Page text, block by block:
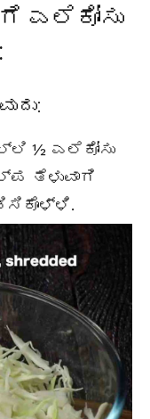
ಎಲೆಕೋಸು
½ ಎಲೆಕೋಸು
ತೆಳುವಾಗಿ